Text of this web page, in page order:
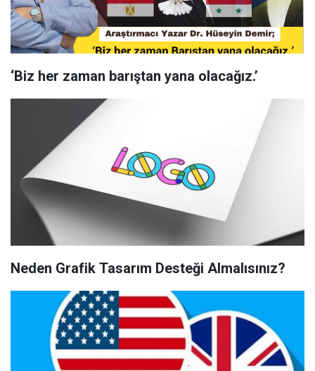
‘Biz her zaman barıştan yana olacağız.’
Neden Grafik Tasarım Desteği Almalısınız?